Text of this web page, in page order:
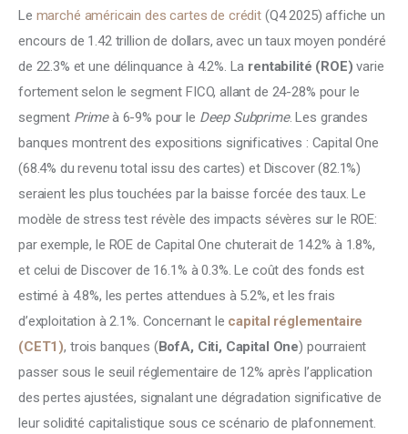
Le marché américain des cartes de crédit (Q4 2025) affiche un
encours de 1.42 trillion de dollars, avec un taux moyen pondéré
de 22.3% et une délinquance à 4.2%. La rentabilité (ROE) varie
fortement selon le segment FICO, allant de 24-28% pour le
segment Prime à 6-9% pour le Deep Subprime. Les grandes
banques montrent des expositions significatives : Capital One
(68.4% du revenu total issu des cartes) et Discover (82.1%)
seraient les plus touchées par la baisse forcée des taux. Le
modèle de stress test révèle des impacts sévères sur le ROE:
par exemple, le ROE de Capital One chuterait de 14.2% à 1.8%,
et celui de Discover de 16.1% à 0.3%. Le coût des fonds est
estimé à 4.8%, les pertes attendues à 5.2%, et les frais
d’exploitation à 2.1%. Concernant le capital réglementaire
(CET1), trois banques ( BofA, Citi, Capital One) pourraient
passer sous le seuil réglementaire de 12% après l’application
des pertes ajustées, signalant une dégradation significative de
leur solidité capitalistique sous ce scénario de plafonnement.